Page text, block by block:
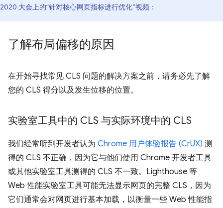
2020 大会上的“针对核心网页指标进行优化”视频：
了解布局偏移的原因
在开始寻找常见 CLS 问题的解决方案之前，请务必先了解
您的 CLS 得分以及发生位移的位置。
实验室工具中的 CLS 与实际环境中的 CLS
我们经常听到开发者认为 Chrome 用户体验报告 (CrUX) 测
得的 CLS 不正确，因为它与他们使用 Chrome 开发者工具
或其他实验室工具测得的 CLS 不一致。Lighthouse 等
Web 性能实验室工具可能无法显示网页的完整 CLS，因为
它们通常会对网页进行基本加载，以衡量一些 Web 性能指